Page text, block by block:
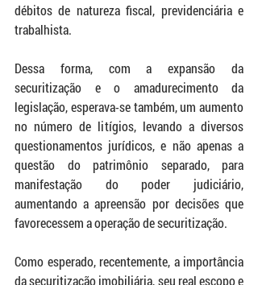
débitos de natureza fiscal, previdenciária e
trabalhista.
Dessa forma, com a expansão da
securitização e o amadurecimento da
legislação, esperava-se também, um aumento
no número de litígios, levando a diversos
questionamentos jurídicos, e não apenas a
questão do patrimônio separado, para
manifestação do poder judiciário,
aumentando a apreensão por decisões que
favorecessem a operação de securitização.
Como esperado, recentemente, a importância
da securitização imobiliária, seu real escopo e